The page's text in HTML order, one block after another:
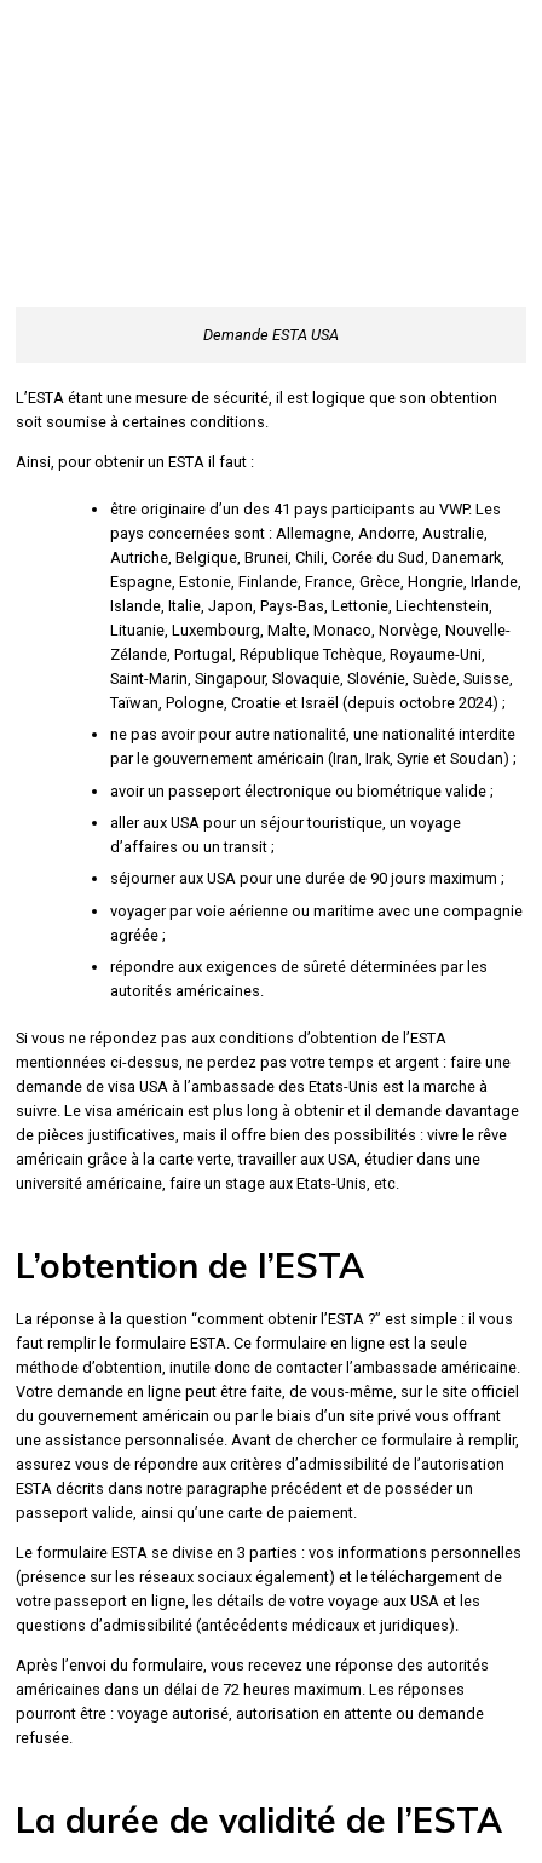
Demande ESTA USA
L’ESTA étant une mesure de sécurité, il est logique que son obtention
soit soumise à certaines conditions.
Ainsi, pour obtenir un ESTA il faut :
être originaire d’un des 41 pays participants au VWP. Les
pays concernées sont : Allemagne, Andorre, Australie,
Autriche, Belgique, Brunei, Chili, Corée du Sud, Danemark,
Espagne, Estonie, Finlande, France, Grèce, Hongrie, Irlande,
Islande, Italie, Japon, Pays-Bas, Lettonie, Liechtenstein,
Lituanie, Luxembourg, Malte, Monaco, Norvège, Nouvelle-
Zélande, Portugal, République Tchèque, Royaume-Uni,
Saint-Marin, Singapour, Slovaquie, Slovénie, Suède, Suisse,
Taïwan, Pologne, Croatie et Israël (depuis octobre 2024) ;
ne pas avoir pour autre nationalité, une nationalité interdite
par le gouvernement américain (Iran, Irak, Syrie et Soudan) ;
avoir un passeport électronique ou biométrique valide ;
aller aux USA pour un séjour touristique, un voyage
d’affaires ou un transit ;
séjourner aux USA pour une durée de 90 jours maximum ;
voyager par voie aérienne ou maritime avec une compagnie
agréée ;
répondre aux exigences de sûreté déterminées par les
autorités américaines.
Si vous ne répondez pas aux conditions d’obtention de l’ESTA
mentionnées ci-dessus, ne perdez pas votre temps et argent : faire une
demande de visa USA à l’ambassade des Etats-Unis est la marche à
suivre. Le visa américain est plus long à obtenir et il demande davantage
de pièces justificatives, mais il offre bien des possibilités : vivre le rêve
américain grâce à la carte verte, travailler aux USA, étudier dans une
université américaine, faire un stage aux Etats-Unis, etc.
L’obtention de l’ESTA
La réponse à la question “comment obtenir l’ESTA ?” est simple : il vous
faut remplir le formulaire ESTA. Ce formulaire en ligne est la seule
méthode d’obtention, inutile donc de contacter l’ambassade américaine.
Votre demande en ligne peut être faite, de vous-même, sur le site officiel
du gouvernement américain ou par le biais d’un site privé vous offrant
une assistance personnalisée. Avant de chercher ce formulaire à remplir,
assurez vous de répondre aux critères d’admissibilité de l’autorisation
ESTA décrits dans notre paragraphe précédent et de posséder un
passeport valide, ainsi qu’une carte de paiement.
Le formulaire ESTA se divise en 3 parties : vos informations personnelles
(présence sur les réseaux sociaux également) et le téléchargement de
votre passeport en ligne, les détails de votre voyage aux USA et les
questions d’admissibilité (antécédents médicaux et juridiques).
Après l’envoi du formulaire, vous recevez une réponse des autorités
américaines dans un délai de 72 heures maximum. Les réponses
pourront être : voyage autorisé, autorisation en attente ou demande
refusée.
La durée de validité de l’ESTA